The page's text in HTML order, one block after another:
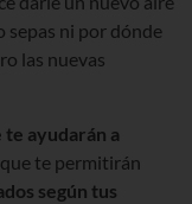
sepas ni por dónde
las nuevas
te ayudarán a
te permitirán
según tus